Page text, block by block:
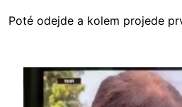
Poté odejde a kolem projede